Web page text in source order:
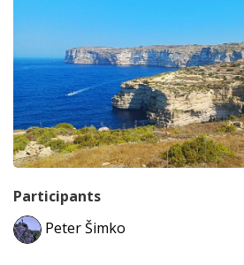
Participants
Peter Šimko